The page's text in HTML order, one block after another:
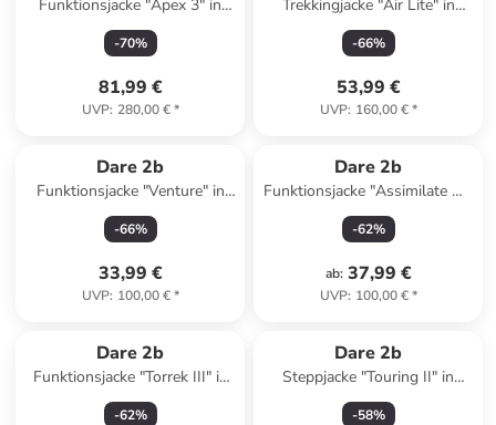
Funktionsjacke "Apex 3" in
Camel
-70%
81,99 €
UVP: 280,00 €*
Trekkingjacke "Air Lite" in
Schwarz
-66%
53,99 €
UVP: 160,00 €*
Dare 2b
Funktionsjacke "Venture" in
Terrakotta
-66%
33,99 €
UVP: 100,00 €*
Dare 2b
Funktionsjacke "Assimilate VI"
in Beige
-62%
ab: 37,99 €
UVP: 100,00 €*
Dare 2b
Funktionsjacke "Torrek III" in
Schwarz/ Grau
-62%
Dare 2b
Steppjacke "Touring II" in
Khaki/ Schwarz
-58%